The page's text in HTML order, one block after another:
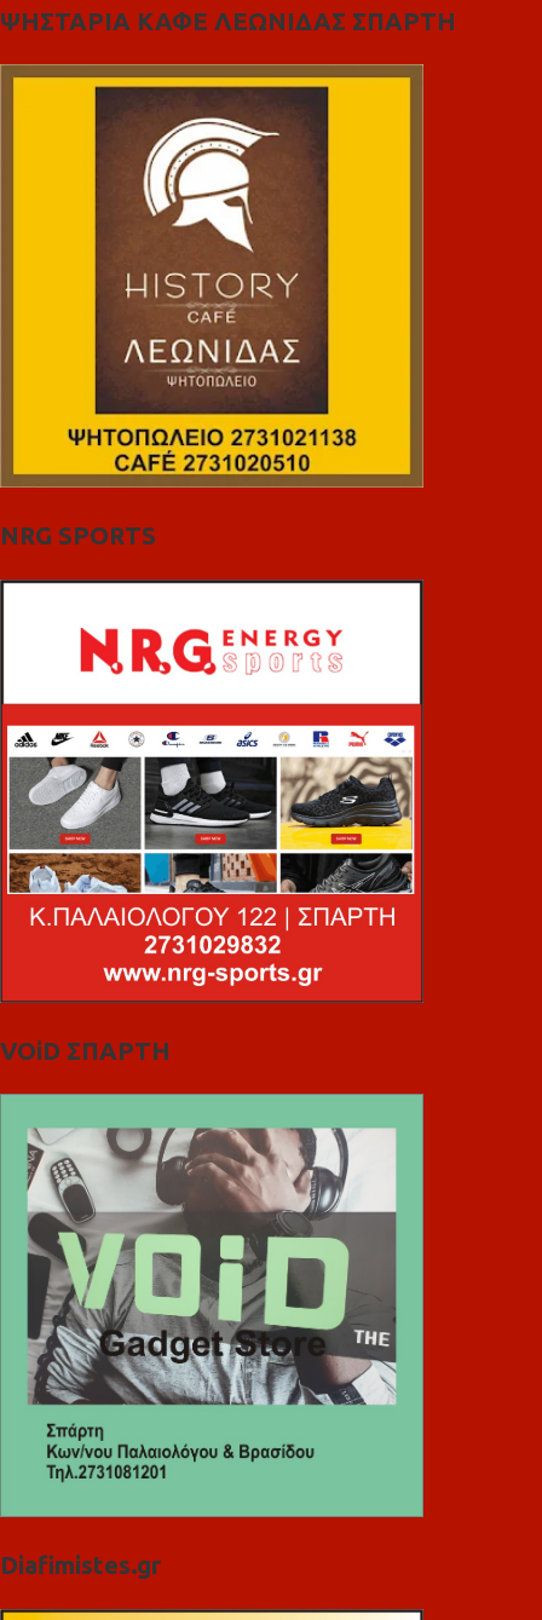
ΨΗΣΤΑΡΙΑ ΚΑΦΕ ΛΕΩΝΙΔΑΣ ΣΠΑΡΤΗ
NRG SPORTS
VOiD ΣΠΑΡΤΗ
Diafimistes.gr